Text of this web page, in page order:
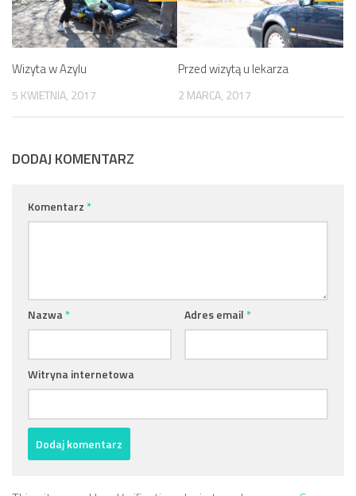
Wizyta w Azylu
5 KWIETNIA, 2017
Przed wizytą u lekarza
2 MARCA, 2017
DODAJ KOMENTARZ
Komentarz*
Nazwa* Adres email*
Witryna internetowa